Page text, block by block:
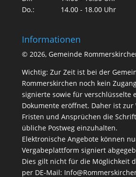
Do.:
14.00 - 18.00 Uhr
Informationen
© 2026, Gemeinde
Wichtig: Zur Zeit ist bei der
Rommerskirchen noch kein
signierte sowie für verschlüsselte
Dokumente eröffnet. Daher ist zur
Fristen und Ansprüchen die
übliche Postweg einzuhalten.
Elektronische Angebote können
Vergabeplattform signiert
Dies gilt nicht für die Möglichkeit
per DE-Mail: